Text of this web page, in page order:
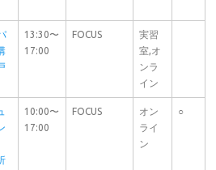
13:30〜
17:00
FOCUS
実習
室,オ
ンラ
イン
10:00〜
17:00
FOCUS
オン
ライ
ン
○